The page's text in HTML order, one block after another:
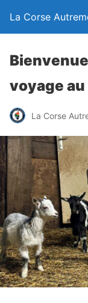
La Corse
voyage
La Corse